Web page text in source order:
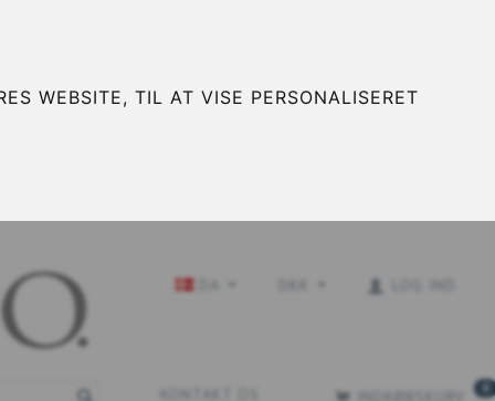
WEBSITE, TIL AT VISE PERSONALISERET